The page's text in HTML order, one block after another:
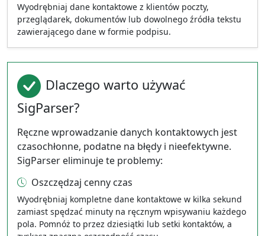
Wyodrębniaj dane kontaktowe z klientów poczty,
przeglądarek, dokumentów lub dowolnego źródła tekstu
zawierającego dane w formie podpisu.
Dlaczego warto używać
SigParser?
Ręczne wprowadzanie danych kontaktowych jest
czasochłonne, podatne na błędy i nieefektywne.
SigParser eliminuje te problemy:
Oszczędzaj cenny czas
Wyodrębniaj kompletne dane kontaktowe w kilka sekund
zamiast spędzać minuty na ręcznym wpisywaniu każdego
pola. Pomnóż to przez dziesiątki lub setki kontaktów, a